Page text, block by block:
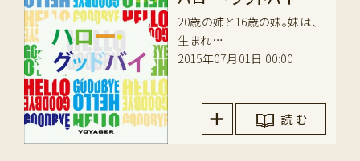
20歳の姉と16歳の妹。妹は、
生まれ…
2015年07月01日 00:00
読 む